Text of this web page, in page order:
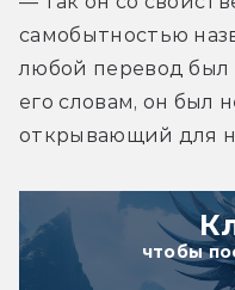
самобытностью
любой перевод был
его словам, он был
открывающий для
чтобы